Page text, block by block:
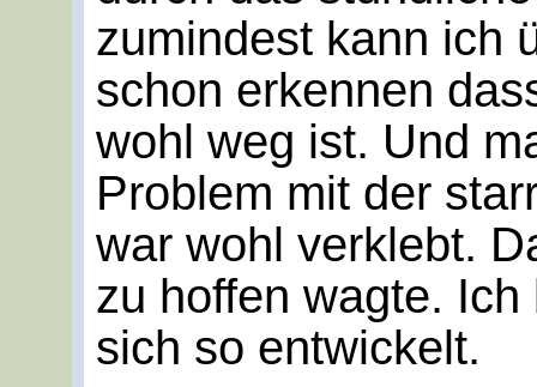
zumindest kann ich
schon erkennen
wohl weg ist. Und
Problem mit der
war wohl verklebt.
zu hoffen wagte.
sich so entwickelt.